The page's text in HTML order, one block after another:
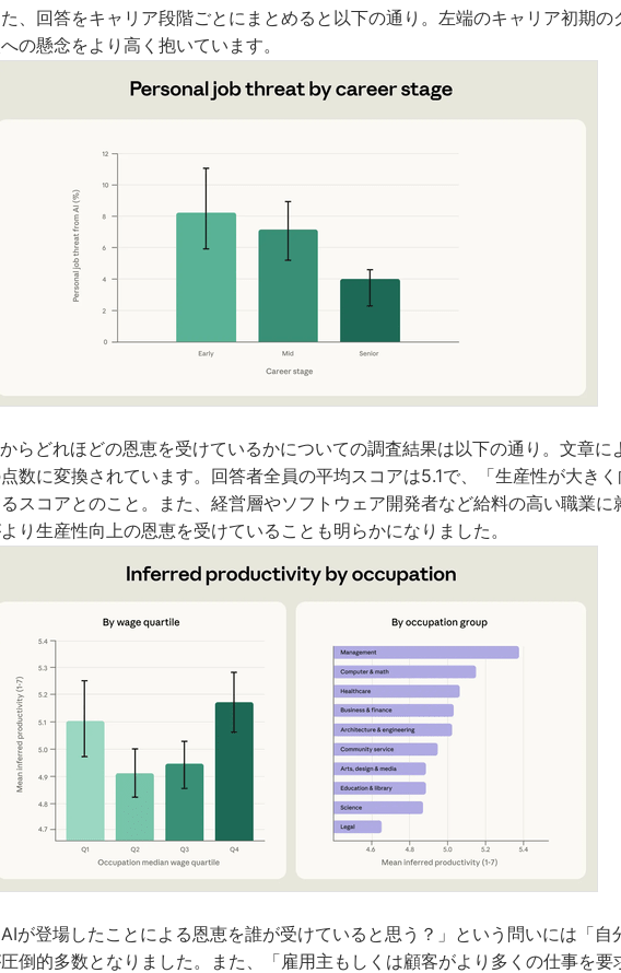
た、回答をキャリア段階ごとにまとめると以下の通り。左端のキャリア初期の
の懸念をより高く抱いています。
らどれほどの恩恵を受けているかについての調査結果は以下の通り。文章に
数に変換されています。回答者全員の平均スコアは5.1で、「生産性が大き
スコアとのこと。また、経営層やソフトウェア開発者など給料の高い職業に
り生産性向上の恩恵を受けていることも明らかになりました。
AIが登場したことによる恩恵を誰が受けていると思う？」という問いには「自
倒的多数となりました。また、「雇用主もしくは顧客がより多くの仕事を要